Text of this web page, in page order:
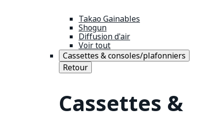
Takao Gainables
Shogun
Diffusion d'air
Voir tout
Cassettes & consoles/plafonniers
Retour
Cassettes &